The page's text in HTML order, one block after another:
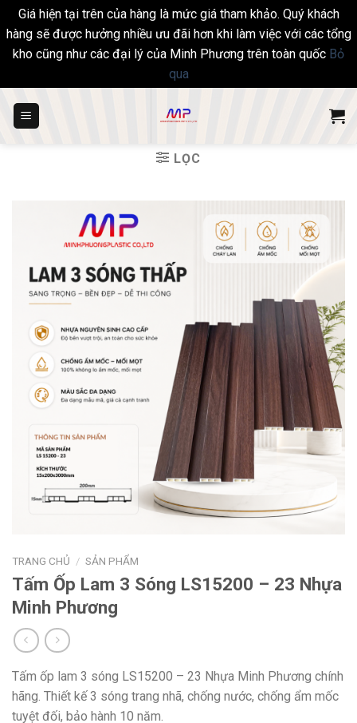
Giá hiện tại trên của hàng là mức giá tham khảo. Quý khách
hàng sẽ được hưởng nhiều ưu đãi hơn khi làm việc với các tổng
kho cũng như các đại lý của Minh Phương trên toàn quốc Bỏ
qua
LỌC
TRANG CHỦ / SẢN PHẨM
Tấm Ốp Lam 3 Sóng LS15200 – 23 Nhựa
Minh Phương
Tấm ốp lam 3 sóng LS15200 – 23 Nhựa Minh Phương chính
hãng. Thiết kế 3 sóng trang nhã, chống nước, chống ẩm mốc
tuyệt đối, bảo hành 10 năm.